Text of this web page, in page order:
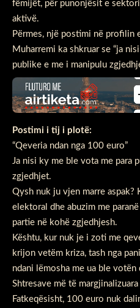
fëmijët, për punonjësit e
aktivë.
Përmes, një postimi në profilin
Muharremi ka shkruar se “ja
publike e me i manipulu
Postimi i tij i plotë:
“Qeveria ndan nga 100 euro”
Ja nisi ky me ble vota me para
zgjedhjet.
Qysh nuk ju vjen marre aspak?
elektoral dhe abuzim me
partie në kohë zgjedhjesh.
Kështu, kur nuk je i zoti me
krijon vetëm kriza, tash nga
ndani lëmosha me ua ble
Shtresave më të
Fatkeqësisht, 100 euro nuk